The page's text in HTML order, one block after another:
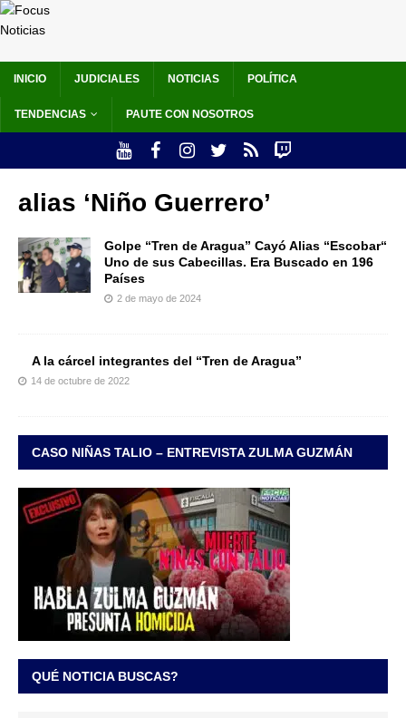
INICIO JUDICIALES NOTICIAS POLÍTICA
TENDENCIAS PAUTE CON NOSOTROS
alias ‘Niño Guerrero’
Golpe “Tren de Aragua” Cayó Alias “Escobar“
Uno de sus Cabecillas. Era Buscado en 196
Países
2 de mayo de 2024
A la cárcel integrantes del “Tren de Aragua”
14 de octubre de 2022
CASO NIÑAS TALIO – ENTREVISTA ZULMA GUZMÁN
QUÉ NOTICIA BUSCAS?